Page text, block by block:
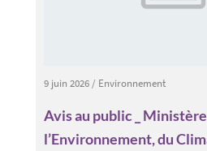
9 juin 2026/ Environnement
Avis au public _
l’Environnement, du